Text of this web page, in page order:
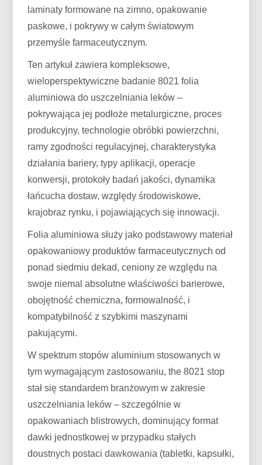
laminaty formowane na zimno, opakowanie
paskowe, i pokrywy w całym światowym
przemyśle farmaceutycznym.
Ten artykuł zawiera kompleksowe,
wieloperspektywiczne badanie 8021 folia
aluminiowa do uszczelniania leków –
pokrywająca jej podłoże metalurgiczne, proces
produkcyjny, technologie obróbki powierzchni,
ramy zgodności regulacyjnej, charakterystyka
działania bariery, typy aplikacji, operacje
konwersji, protokoły badań jakości, dynamika
łańcucha dostaw, względy środowiskowe,
krajobraz rynku, i pojawiających się innowacji.
Folia aluminiowa służy jako podstawowy materiał
opakowaniowy produktów farmaceutycznych od
ponad siedmiu dekad, ceniony ze względu na
swoje niemal absolutne właściwości barierowe,
obojętność chemiczna, formowalność, i
kompatybilność z szybkimi maszynami
pakującymi.
W spektrum stopów aluminium stosowanych w
tym wymagającym zastosowaniu, the 8021 stop
stał się standardem branżowym w zakresie
uszczelniania leków – szczególnie w
opakowaniach blistrowych, dominujący format
dawki jednostkowej w przypadku stałych
doustnych postaci dawkowania (tabletki, kapsułki,